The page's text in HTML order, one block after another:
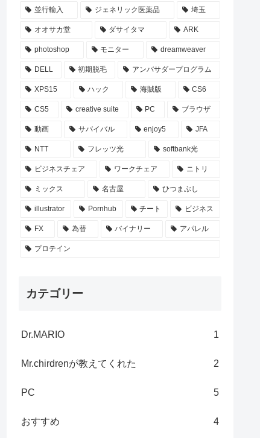
並行輸入 ジェネリック医薬品 埼玉
オオサカ堂 ダサイタマ ARK
photoshop モニター dreamweaver
DELL 初期脱毛 アンバサダープログラム
XPS15 ハック 海賊版 CS6
CS5 creative suite PC ブラウザ
動画 サバイバル enjoy5 JFA
NTT フレッツ光 softbank光
ビジネスチェア ワークチェア ニトリ
ミックス 名古屋 ひつまぶし
illustrator Pornhub チート ビジネス
FX 為替 バイナリー アパレル
プロテイン
カテゴリー
Dr.MARIO 1
Mr.chirdrenが教えてくれた 2
PC 5
おすすめ 4